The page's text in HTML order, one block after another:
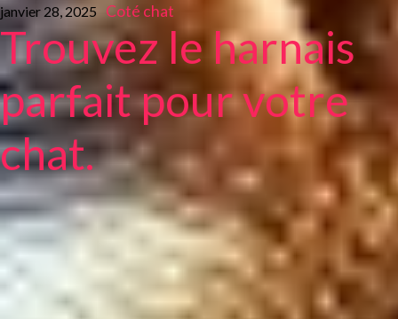
janvier 28, 2025 Coté chat
Trouvez le harnais
parfait pour votre
chat.